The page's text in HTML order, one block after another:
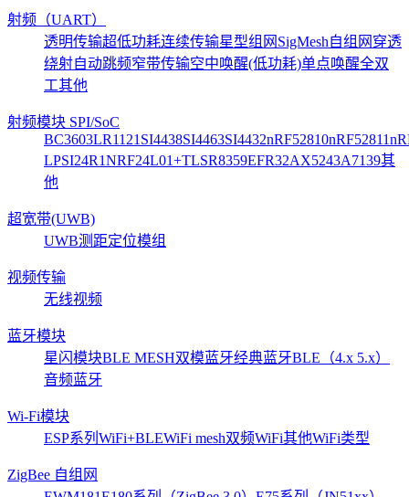
射频（UART）
透明传输超低功耗连续传输星型组网 SigMesh自组网 穿透
绕射自动跳频窄带传输空中唤醒(低功耗)单点唤醒全双
工其他
射频模块 SPI/SoC
BC3603LR1121 SI4438SI4463SI4432nRF52810nRF52811
LPSI24R1NRF24L01+TLSR8359EFR32AX5243A7139其
他
超宽带(UWB)
UWB测距定位模组
视频传输
无线视频
蓝牙模块
星闪模块BLE MESH双模蓝牙经典蓝牙BLE（4.x 5.x）
音频蓝牙
Wi-Fi模块
ESP系列 WiFi+BLEWiFi mesh双频WiFi其他WiFi类型
ZigBee 自组网